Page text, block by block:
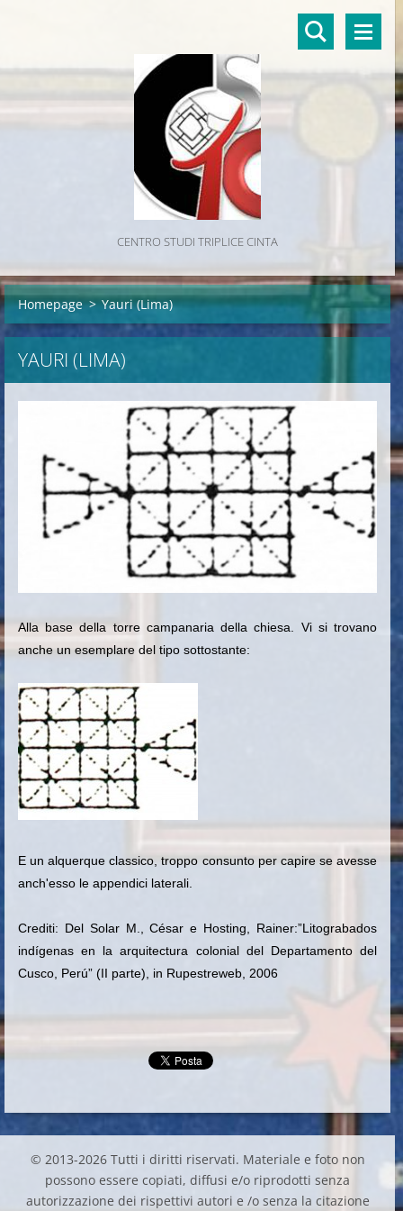
CENTRO STUDI TRIPLICE CINTA
Homepage > Yauri (Lima)
YAURI (LIMA)
Alla base della torre campanaria della chiesa . Vi si trovano
anche un esemplare del tipo sottostante:
E un alquerque classico, troppo consunto per capire se avesse
anch'esso le appendici laterali.
Crediti: Del Solar M., César e Hosting, Rainer:”Litograbados
indígenas en la arquitectura colonial del Departamento del
Cusco, Perú” (II parte), in Rupestreweb, 2006
© 2013-2026 Tutti i diritti riservati. Materiale e foto non
possono essere copiati, diffusi e/o riprodotti senza
autorizzazione dei rispettivi autori e /o senza la citazione